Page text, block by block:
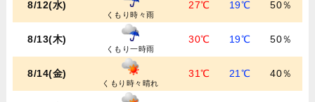
8/12(水)
くもり時々雨
27℃ 19℃ 50％
8/13(木)
くもり一時雨
30℃ 19℃ 50％
8/14(金)
くもり時々晴れ
31℃ 21℃ 40％